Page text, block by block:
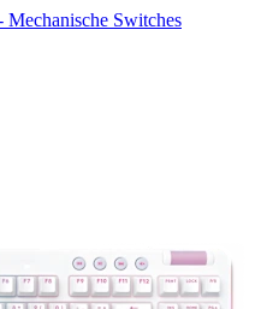
Mechanische Switches